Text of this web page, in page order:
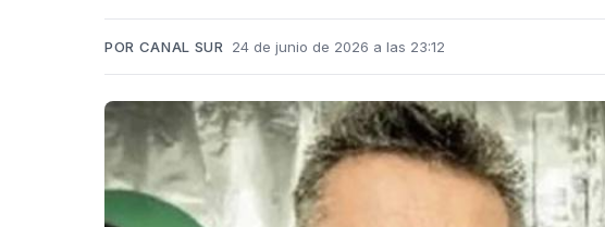
POR CANAL SUR 24 de junio de 2026 a las 23:12